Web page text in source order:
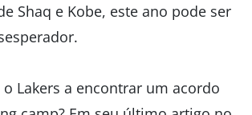
Shaq e Kobe, este ano pode ser
Lakers a encontrar um acordo